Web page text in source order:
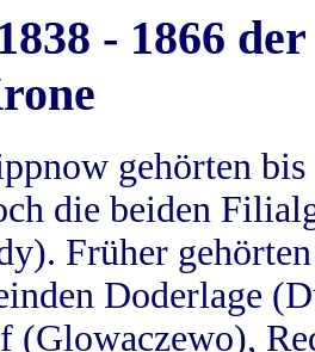
- 1866
gehörten
die beiden
Früher
Doderlage
(Glowaczewo),